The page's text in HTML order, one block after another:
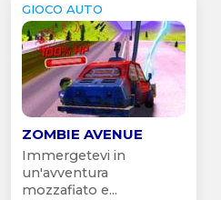
GIOCO AUTO
ZOMBIE AVENUE
Immergetevi in
un'avventura
mozzafiato e...